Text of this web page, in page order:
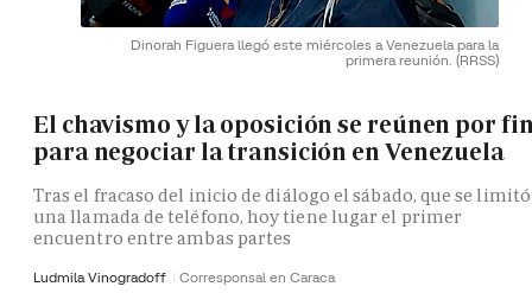
Dinorah Figuera llegó este miércoles a Venezuela para la
primera reunión. (RRSS)
El chavismo y la oposición se reúnen por
para negociar la transición en Venezuela
Tras el fracaso del inicio de diálogo el sábado, que se
una llamada de teléfono, hoy tiene lugar el primer
encuentro entre ambas partes
Ludmila Vinogradoff Corresponsal en Caraca